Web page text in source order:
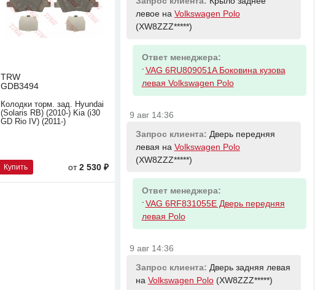
TRW
GDB3494
Колодки торм. зад. Hyundai
(Solaris RB) (2010-) Kia (i30
GD Rio IV) (2011-)
Купить от 2 530 ₽
левое на Volkswagen Polo
(XW8ZZZ*****)
Ответ менеджера:
- VAG 6RU809051A Боковина кузова
левая Volkswagen Polo
9 авг 14:36
Запрос клиента: Дверь передняя
левая на Volkswagen Polo
(XW8ZZZ*****)
Ответ менеджера:
- VAG 6RF831055E Дверь передняя
левая Polo
9 авг 14:36
Запрос клиента: Дверь задняя левая
на Volkswagen Polo(XW8ZZZ*****)